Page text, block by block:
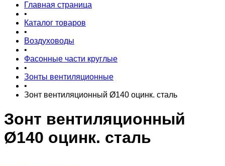
Главная страница
•
Каталог товаров
•
Воздуховоды
•
Фасонные части круглые
•
Зонты вентиляционные
•
Зонт вентиляционный Ø140 оцинк. сталь
Зонт вентиляционный
Ø140 оцинк. сталь